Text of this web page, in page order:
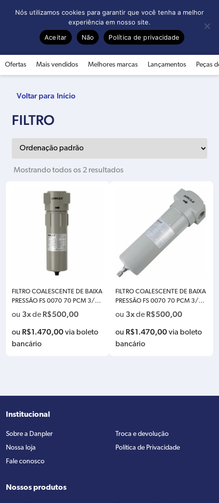
Ofertas Mais vendidos Melhores marcas Lançamentos Peças
Início
FILTRO
Mostrando todos os 2 resultados
FILTRO COALESCENTE DE BAIXA
PRESSÃO FS 0070 70 PCM 3/4 P
OL SCHULZ – 007.0242-0
ou 3xde R$500,00
ou R$1.470,00via boleto
bancário
FILTRO COALESCENTE DE BAIXA
PRESSÃO FS 0070 70 PCM 3/4 P
OL SCHULZ – 007.0243-0
ou 3xde R$500,00
ou R$1.470,00via boleto
bancário
Institucional
Sobre a Danpler
Nossa loja
Fale conosco
Troca e devolução
Política de Privacidade
Nossos produtos
Nós utilizamos cookies para garantir que você tenha a melhor
experiência em nosso site.
Aceitar
Não Política de privacidade